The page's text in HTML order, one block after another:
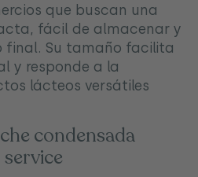
que buscan una
fácil de almacenar y
final. Su tamaño facilita
y responde a la
lácteos versátiles
condensada